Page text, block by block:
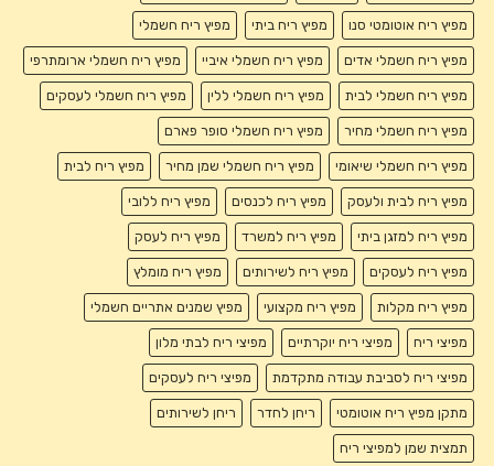
מפיץ ריח אוטומטי סנו מפיץ ריח ביתי מפיץ ריח חשמלי
מפיץ ריח חשמלי אדים מפיץ ריח חשמלי איביי מפיץ ריח חשמלי ארומתרפי
מפיץ ריח חשמלי לבית מפיץ ריח חשמלי ללין מפיץ ריח חשמלי לעסקים
מפיץ ריח חשמלי מחיר מפיץ ריח חשמלי סופר פארם
מפיץ ריח חשמלי שיאומי מפיץ ריח חשמלי שמן מחיר מפיץ ריח לבית
מפיץ ריח לבית ולעסק מפיץ ריח לכנסים מפיץ ריח ללובי
מפיץ ריח למזגן ביתי מפיץ ריח למשרד מפיץ ריח לעסק
מפיץ ריח לעסקים מפיץ ריח לשירותים מפיץ ריח מומלץ
מפיץ ריח מקלות מפיץ ריח מקצועי מפיץ שמנים אתריים חשמלי
מפיצי ריח מפיצי ריח יוקרתיים מפיצי ריח לבתי מלון
מפיצי ריח לסביבת עבודה מתקדמת מפיצי ריח לעסקים
מתקן מפיץ ריח אוטומטי ריחן לחדר ריחן לשירותים
תמצית שמן למפיצי ריח